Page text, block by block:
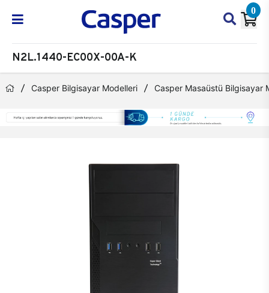
0
N2L.1440-EC00X-00A-K
Casper Bilgisayar Modelleri Casper Masaüstü Bilgisayar